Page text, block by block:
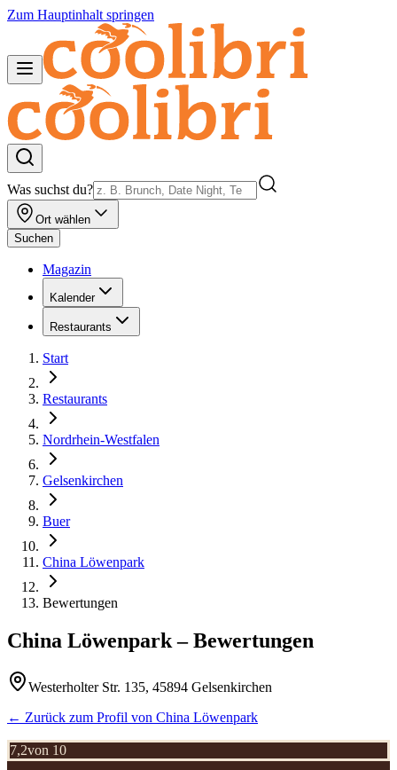
Zum Hauptinhalt springen
Was suchst du?
Ort wählen
Suchen
Magazin
Kalender
Restaurants
Start
Restaurants
Nordrhein-Westfalen
Gelsenkirchen
Buer
China Löwenpark
Bewertungen
China Löwenpark – Bewertungen
Westerholter Str. 135, 45894 Gelsenkirchen
← Zurück zum Profil von China Löwenpark
7,2von 10